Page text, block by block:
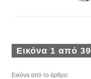
Εικόνα 1 από 39
Εικόνα από το άρθρο: